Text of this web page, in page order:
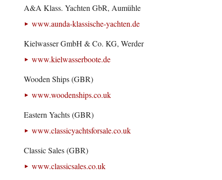
A&A Klass. Yachten GbR, Aumühle
www.aunda-klassische-yachten.de
Kielwasser GmbH & Co. KG, Werder
www.kielwasserboote.de
Wooden Ships (GBR)
www.woodenships.co.uk
Eastern Yachts (GBR)
www.classicyachtsforsale.co.uk
Classic Sales (GBR)
www.classicsales.co.uk